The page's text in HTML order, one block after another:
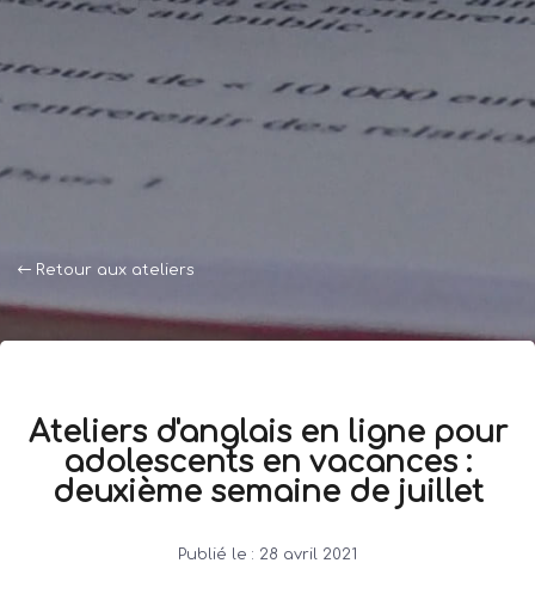
Retour aux ateliers
Ateliers d'anglais en ligne pour
adolescents en vacances :
deuxième semaine de juillet
Publié le : 28 avril 2021